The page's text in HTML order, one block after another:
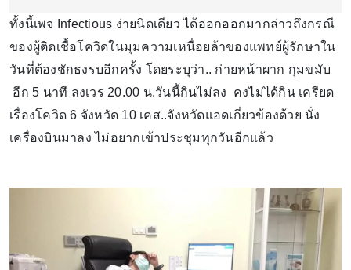
ทั้งนี้เพจ Infectious ง่ายนิดเดียว ได้ออกออกมากล่าวถึงกรณี
ของผู้ติดเชื้อโควิดในมุมความเหนื่อยล้าของแพทย์ผู้รักษาใน
วันที่ต้องชักธงรบอีกครั้ง โดยระบุว่า.. ก่ายหน้าผาก กุมขมับ
อีก 5 นาที ลงเวร 20.00 น.วันนี้กินไม่ลง คงไม่ได้กิน เครียด
เรื่องโควิด 6 จังหวัด 10 เคส..จังหวัดแอดเกี่ยวข้องด้วย นั่ง
เครื่องบินมาลง ไม่อยากเข้าประชุมทุกวันอีกแล้ว